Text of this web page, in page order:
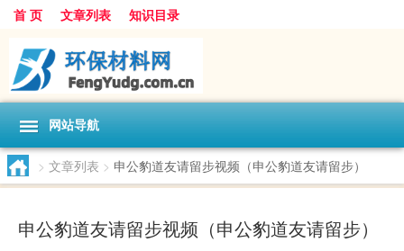
首 页 文章列表 知识目录
网站导航
> 文章列表 > 申公豹道友请留步视频（申公豹道友请留步）
申公豹道友请留步视频（申公豹道友请留步）